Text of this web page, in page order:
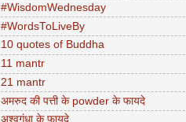
#WisdomWednesday
#WordsToLiveBy
10 quotes of Buddha
11 mantr
21 mantr
अमरुद की पत्ती के powder के फायदे
अश्वगंधा के फायदे